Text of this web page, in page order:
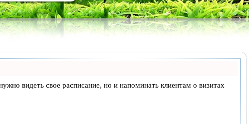
видеть свое расписание, но и напоминать клиентам о визитах